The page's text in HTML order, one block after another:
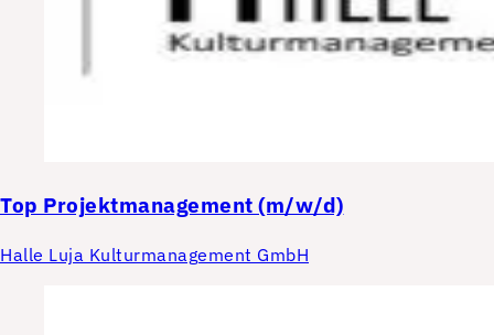
Top Projektmanagement (m/w/d)
Halle Luja Kulturmanagement GmbH